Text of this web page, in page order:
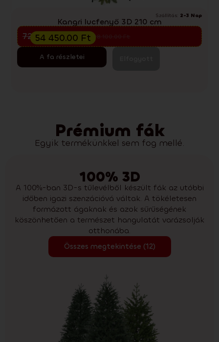
Szállítás: 2-3 Nap
Kangri lucfenyő 3D 210 cm
Előkarácsonyi kiárusítás
98 100.00
72 600.00Ft
54 450.00 Ft
A fa részletei
Prémium fák
Egyik termékünkkel sem fog mellé.
100% 3D
A 100%-ban 3D-s tűlevélből készült fák az utóbbi
időben igazi szenzációvá váltak. A tökéletesen
formázott ágaknak és azok sűrűségének
köszönhetően a természet hangulatát varázsolják
otthonába.
Összes megtekintése (12)